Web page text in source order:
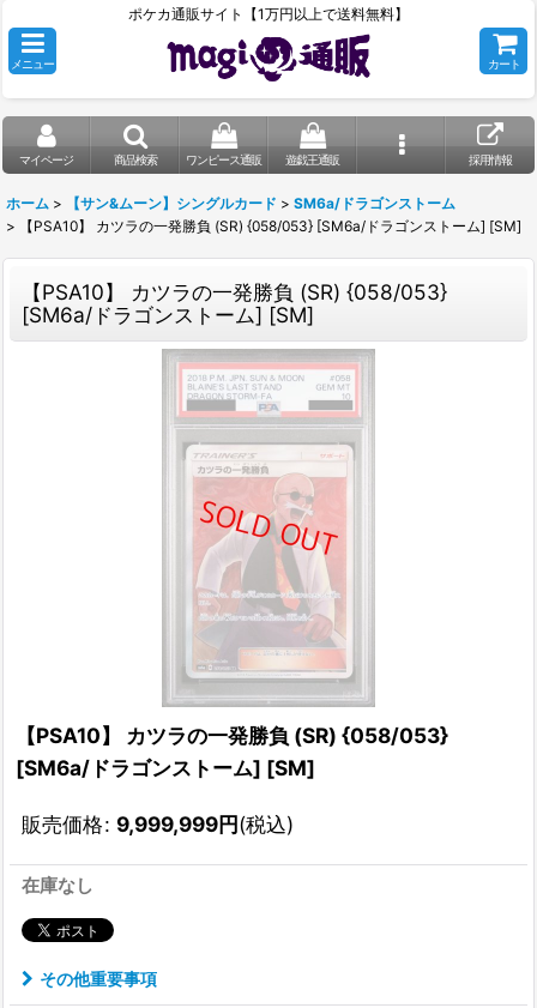
ポケカ通販サイト【1万円以上で送料無料】
メニュー カート
マイページ 商品検索 ワンピース通販 遊戯王通販 採用情報
ホーム > 【サン&ムーン】シングルカード > SM6a/ドラゴンストーム
>
【PSA10】 カツラの一発勝負 (SR) {058/053} [SM6a/ドラゴンストーム] [SM]
【PSA10】 カツラの一発勝負 (SR) {058/053}
[SM6a/ドラゴンストーム] [SM]
【PSA10】 カツラの一発勝負 (SR) {058/053}
[SM6a/ドラゴンストーム] [SM]
販売価格: 9,999,999円(税込)
在庫なし
その他重要事項